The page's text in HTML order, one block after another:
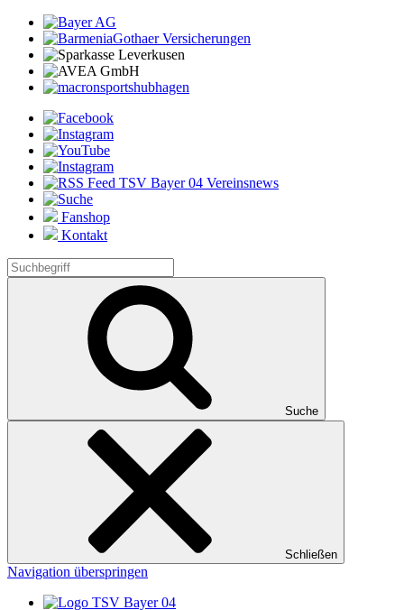
Fanshop
Kontakt
Suche
Schließen
Navigation überspringen